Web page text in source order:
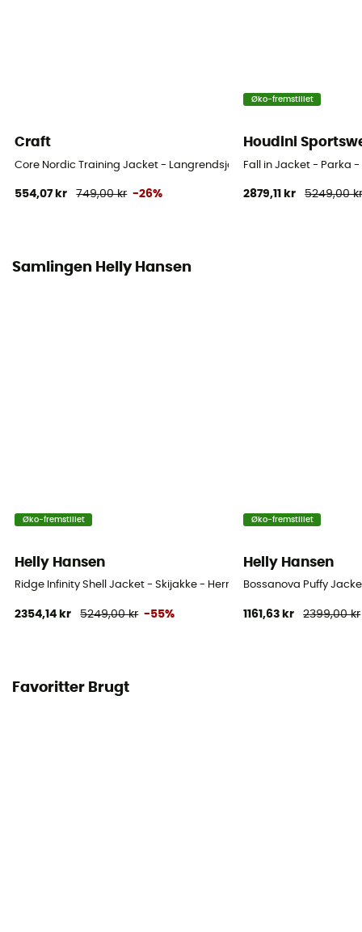
Lommer
Materialer
Craft
Core Nordic Training Jacket - Langrendsjakke - Herrer
554,07 kr 749,00 kr -26%
Øko-fremstillet
Houdini
Fall in Jacket - Parka -
2879,11 kr 5249,00
Samlingen Helly Hansen
Øko-fremstillet
Helly Hansen
Ridge Infinity Shell Jacket - Skijakke - Herrer
2354,14 kr 5249,00 kr -55%
Øko-fremstillet
Helly Hansen
Bossanova Puffy
1161,63 kr 2399,00 kr
Favoritter Brugt